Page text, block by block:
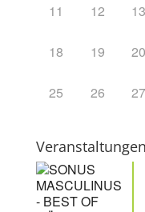
11 12 13
18 19 20
25 26 27
Veranstaltungen